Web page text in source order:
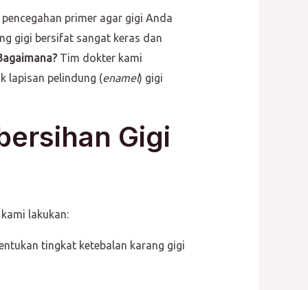
primer agar gigi Anda
gigi bersifat sangat keras dan
Tim dokter kami
lapisan pelindung (enamel) gigi
Gigi
lakukan:
tingkat ketebalan karang gigi